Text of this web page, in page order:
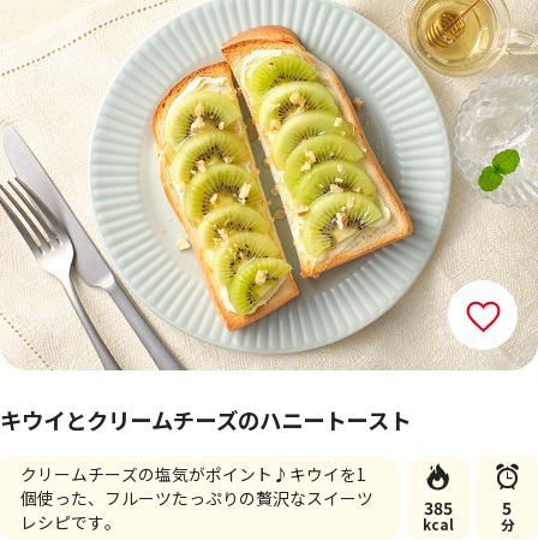
キウイとクリームチーズのハニートースト
クリームチーズの塩気がポイント♪キウイを1
個使った、フルーツたっぷりの贅沢なスイーツ
レシピです。
385
kcal
5
分